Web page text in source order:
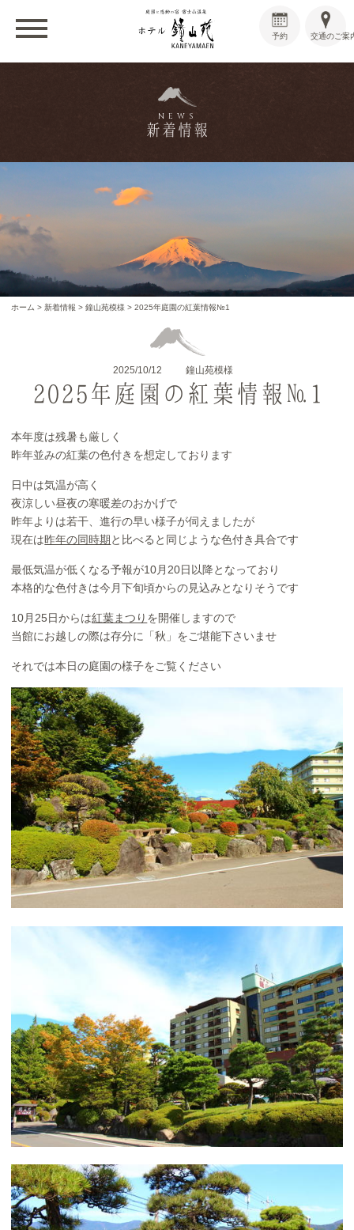
交通のご案
予約
NEWS
新着情報
ホーム >新着情報 >鐘山苑模様 >2025年庭園の紅葉情報№1
2025/10/12 鐘山苑模様
2025年庭園の紅葉情報№1
本年度は残暑も厳しく
昨年並みの紅葉の色付きを想定しております
日中は気温が高く
夜涼しい昼夜の寒暖差のおかげで
昨年よりは若干、進行の早い様子が伺えましたが
現在は 昨年の同時期 と比べると同じような色付き具合です
最低気温が低くなる予報が10月20日以降となっており
本格的な色付きは今月下旬頃からの見込みとなりそうです
10月25日からは紅葉まつり を開催しますので
当館にお越しの際は存分に「秋」をご堪能下さいませ
それでは本日の庭園の様子をご覧ください